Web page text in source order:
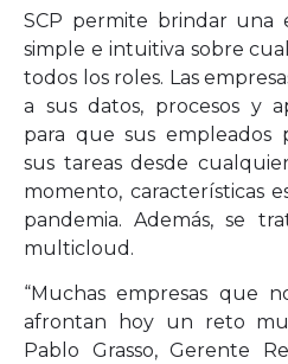
SCP permite brindar una
simple e intuitiva sobre
todos los roles. Las
a sus datos, procesos y
para que sus empleados
sus tareas desde
momento, características
pandemia. Además, se
multicloud.
“Muchas empresas que
afrontan hoy un reto
Pablo Grasso, Gerente